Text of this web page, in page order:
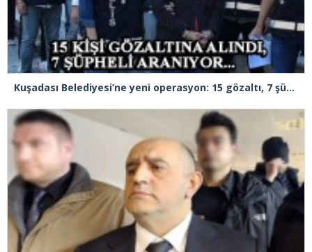
Kuşadası Belediyesi’ne yeni operasyon: 15 gözaltı, 7 şüpheli aranıyor